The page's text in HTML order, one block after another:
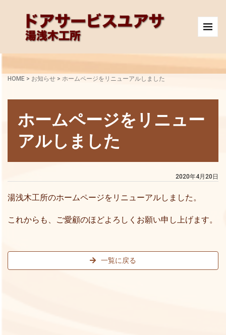
HOME > お知らせ > ホームページをリニューアルしました
ホームページをリニュー
アルしました
2020年4月20日
湯浅木工所のホームページをリニューアルしました。
これからも、ご愛顧のほどよろしくお願い申し上げます。
一覧に戻る